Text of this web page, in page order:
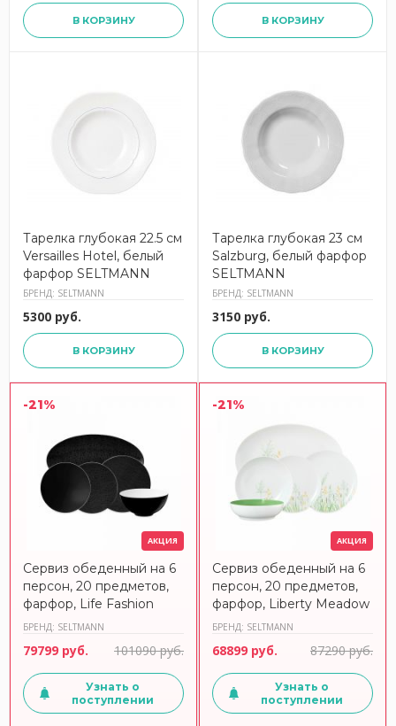
В КОРЗИНУ В КОРЗИНУ
Тарелка глубокая 22.5 см
Versailles Hotel, белый
фарфор SELTMANN
БРЕНД: SELTMANN
5300 руб.
В КОРЗИНУ
Тарелка глубокая 23 см
Salzburg, белый фарфор
SELTMANN
БРЕНД: SELTMANN
3150 руб.
В КОРЗИНУ
-21%
АКЦИЯ
Сервиз обеденный на 6
персон, 20 предметов,
фарфор, Life Fashion
Glamorous Black,
БРЕНД: SELTMANN
79799 руб. 101090 руб.
Узнать о
поступлении
-21%
АКЦИЯ
Сервиз обеденный на 6
персон, 20 предметов,
фарфор, Liberty Meadow
Grasses, Green,
БРЕНД: SELTMANN
68899 руб. 87290 руб.
Узнать о
поступлении